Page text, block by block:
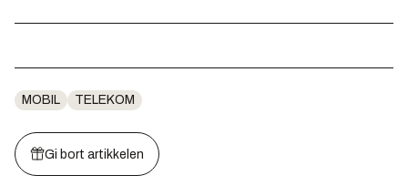
MOBIL TELEKOM
Gi bort artikkelen